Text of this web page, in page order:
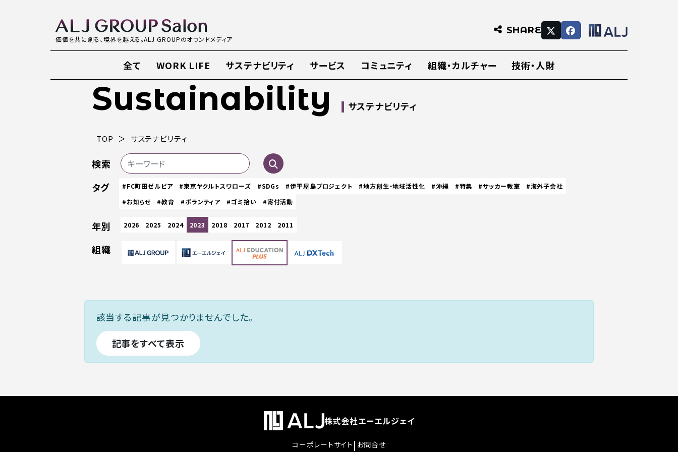
価値を共に創る、境界を越える。ALJ GROUPのオウンドメディア
SHARE
全て WORK LIFE サステナビリティ サービス コミュニティ 組織・カルチャー 技術・人財
Sustainability サステナビリティ
TOP サステナビリティ
検索
タグ
#FC町田ゼルビア #東京ヤクルトスワローズ #SDGs #伊平屋島プロジェクト #地方創生・地域活性化 #沖縄 #特集 #サッカー教室
#海外子会社
#お知らせ
#教育 #ボランティア #ゴミ拾い #寄付活動
年別 2026 2025 2024 2023 2018 2017 2012 2011
組織
該当する記事が見つかりませんでした。
記事をすべて表示
株式会社エーエルジェイ
コーポレートサイト | お問合せ